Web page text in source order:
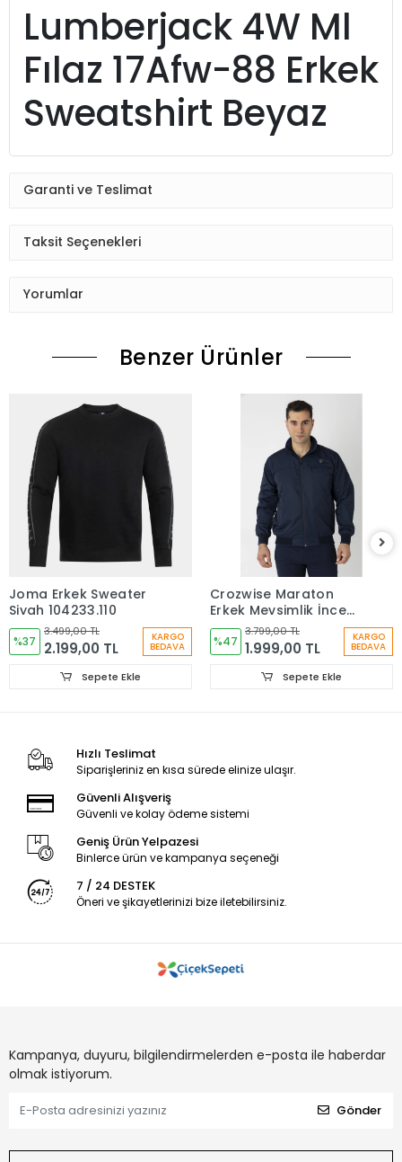
Lumberjack 4W Ml
Fılaz 17Afw-88 Erkek
Sweatshirt Beyaz
Garanti ve Teslimat
Taksit Seçenekleri
Yorumlar
Benzer Ürünler
Joma Erkek Sweater
Siyah 104233.110
%37
3.499,00 TL
2.199,00 TL
KARGO
BEDAVA
Sepete Ekle
Crozwise Maraton
Erkek Mevsimlik İnce
Mont Lacivert 6057-01
%47
3.799,00 TL
1.999,00 TL
KARGO
BEDAVA
Sepete Ekle
Hızlı Teslimat
Siparişleriniz en kısa sürede elinize ulaşır.
Güvenli Alışveriş
Güvenli ve kolay ödeme sistemi
Geniş Ürün Yelpazesi
Binlerce ürün ve kampanya seçeneği
7 / 24 DESTEK
Öneri ve şikayetlerinizi bize iletebilirsiniz.
Kampanya, duyuru, bilgilendirmelerden e-posta ile haberdar
olmak istiyorum.
Gönder